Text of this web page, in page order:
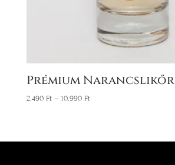
Prémium Narancslikőr
2.490 Ft– 10.990 Ft